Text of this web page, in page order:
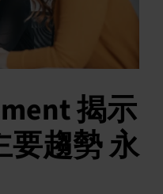
)
揭示
要趨勢 永